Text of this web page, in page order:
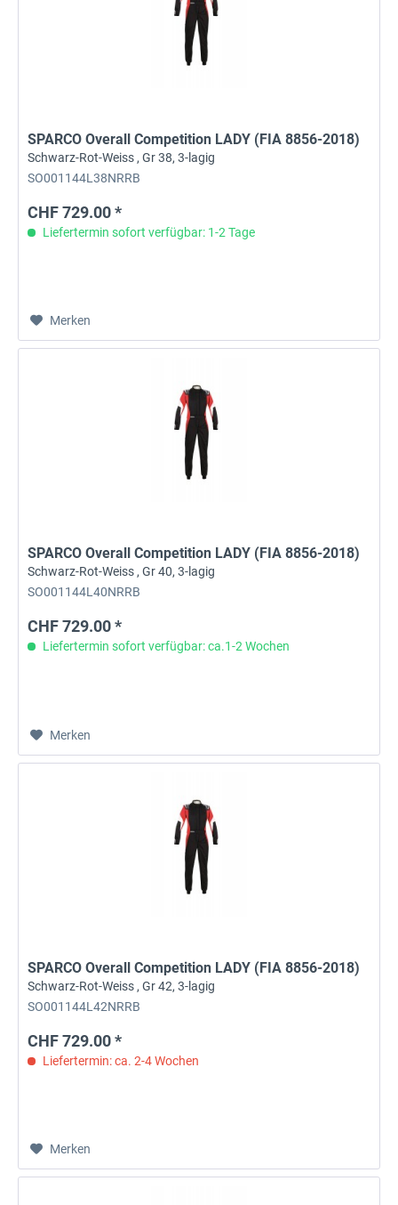
SPARCO Overall Competition LADY (FIA 8856-2018)
Schwarz-Rot-Weiss , Gr 38, 3-lagig
SO001144L38NRRB
CHF 729.00 *
Liefertermin sofort verfügbar: 1-2 Tage
Merken
SPARCO Overall Competition LADY (FIA 8856-2018)
Schwarz-Rot-Weiss , Gr 40, 3-lagig
SO001144L40NRRB
CHF 729.00 *
Liefertermin sofort verfügbar: ca.1-2 Wochen
Merken
SPARCO Overall Competition LADY (FIA 8856-2018)
Schwarz-Rot-Weiss , Gr 42, 3-lagig
SO001144L42NRRB
CHF 729.00 *
Liefertermin: ca. 2-4 Wochen
Merken